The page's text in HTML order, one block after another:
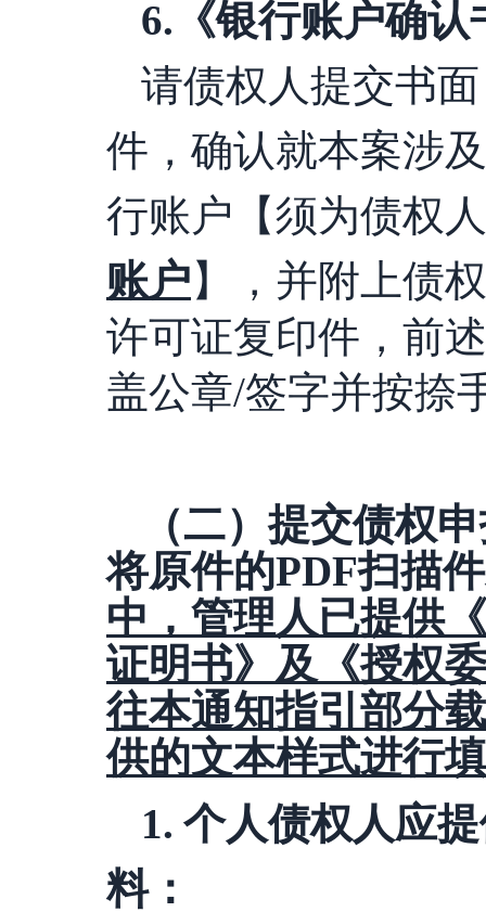
6. 《银行账户确认
请债权人提交书
件，确认就本案涉
行账户 【须为债权人
账户】
，并附上债
许可证复印件，前
盖公章/签字并按捺
（二）提交债权
将原件的PDF扫描
中，管理人已提供
证明书》及《授权
往本通知指引部分
供的文本样式进行
1. 个人债权人应
料：